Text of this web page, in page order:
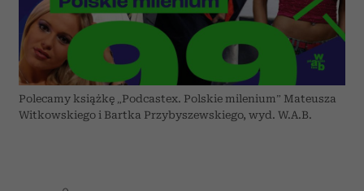
Polecamy książkę „Podcastex. Polskie milenium” Mateusza
Witkowskiego i Bartka Przybyszewskiego, wyd. W.A.B.